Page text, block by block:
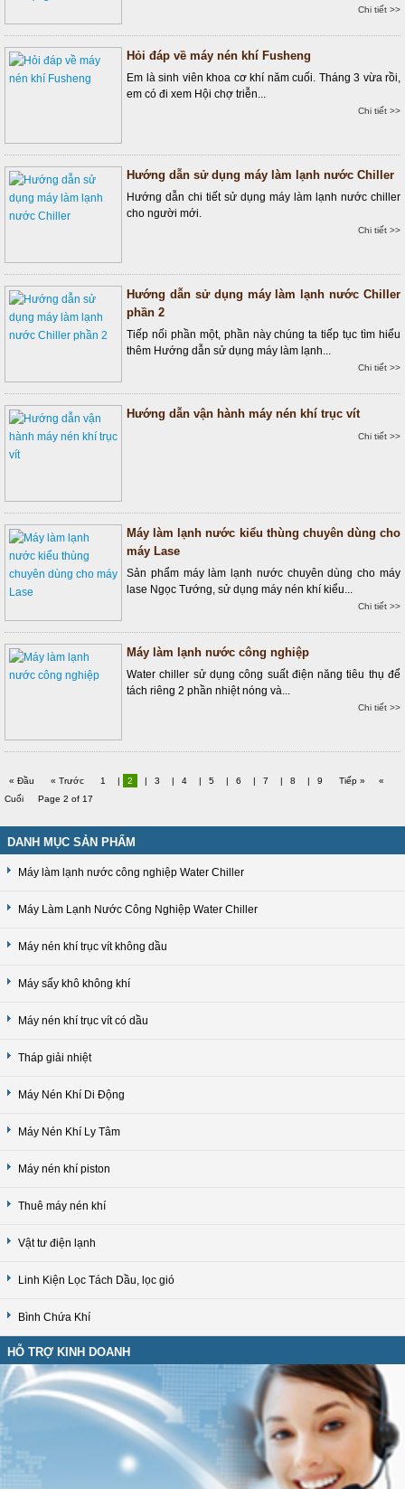
Chi tiết >>
Hỏi đáp về máy nén khí Fusheng
Em là sinh viên khoa cơ khí năm cuối. Tháng 3 vừa rồi,
em có đi xem Hội chợ triễn...
Chi tiết >>
Hướng dẫn sử dụng máy làm lạnh nước Chiller
Hướng dẫn chi tiết sử dụng máy làm lạnh nước chiller
cho người mới.
Chi tiết >>
Hướng dẫn sử dụng máy làm lạnh nước Chiller
phần 2
Tiếp nối phần một, phần này chúng ta tiếp tục tìm hiểu
thêm Hướng dẫn sử dụng máy làm lạnh...
Chi tiết >>
Hướng dẫn vận hành máy nén khí trục vít
Chi tiết >>
Máy làm lạnh nước kiểu thùng chuyên dùng cho
máy Lase
Sản phẩm máy làm lạnh nước chuyên dùng cho máy
lase Ngọc Tướng, sử dụng máy nén khí kiểu...
Chi tiết >>
Máy làm lạnh nước công nghiệp
Water chiller sử dụng công suất điện năng tiêu thụ để
tách riêng 2 phần nhiệt nóng và...
Chi tiết >>
« Đầu « Trước 1 | 2 | 3 | 4 | 5 | 6 | 7 | 8 | 9 Tiếp »
«
Cuối
Page 2 of 17
DANH MỤC SẢN PHẨM
Máy làm lạnh nước công nghiệp Water Chiller
Máy Làm Lạnh Nước Công Nghiệp Water Chiller
Máy nén khí trục vít không dầu
Máy sấy khô không khí
Máy nén khí trục vít có dầu
Tháp giải nhiệt
Máy Nén Khí Di Động
Máy Nén Khí Ly Tâm
Máy nén khí piston
Thuê máy nén khí
Vật tư điện lạnh
Linh Kiện Lọc Tách Dầu, lọc gió
Bình Chứa Khí
HỖ TRỢ KINH DOANH